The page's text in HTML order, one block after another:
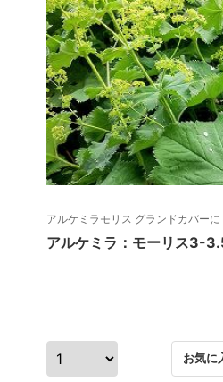
アルケミラモリス グランドカバーに
アルケミラ：モーリス3-
お気に